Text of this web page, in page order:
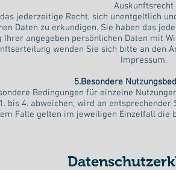
Auskunftsrecht
jederzeitige Recht, sich unentgeltlich
Daten zu erkundigen. Sie haben das
Ihrer angegeben persönlichen Daten mit
wenden Sie sich bitte an den
Impressum.
5.Besondere
Bedingungen für einzelne
bis 4. abweichen, wird an
Falle gelten im jeweiligen Einzelfall die